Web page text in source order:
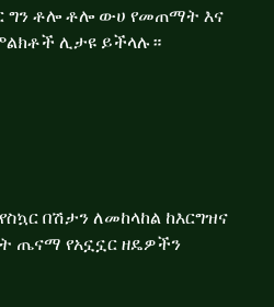
ግን ቶሎ ቶሎ ውሀ የመጠማት እና
ሊታዩ ይችላሉ።
በሽታን ለመከላከል ከእርግዝና
ጤናማ የአኗኗር ዘዴዎችን